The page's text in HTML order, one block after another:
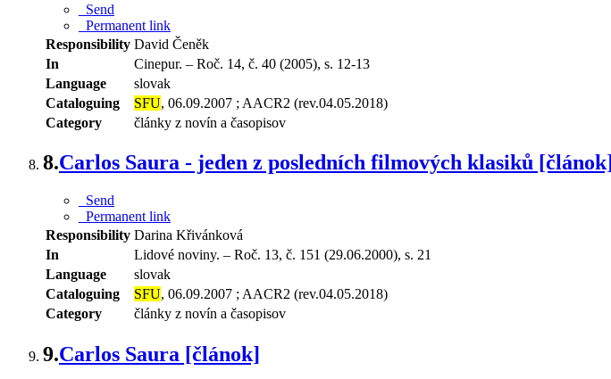
Send
Permanent link
Responsibility David Čeněk
In
Cinepur. – Roč. 14, č. 40 (2005), s. 12-13
Language
slovak
Cataloguing
SFU, 06.09.2007 ; AACR2 (rev.04.05.2018)
Category
články z novín a časopisov
8.Carlos Saura - jeden z posledních filmových klasiků [článok]
Send
Permanent link
Responsibility Darina Křivánková
In
Lidové noviny. – Roč. 13, č. 151 (29.06.2000), s. 21
Language
slovak
Cataloguing
SFU, 06.09.2007 ; AACR2 (rev.04.05.2018)
Category
články z novín a časopisov
9.Carlos Saura [článok]